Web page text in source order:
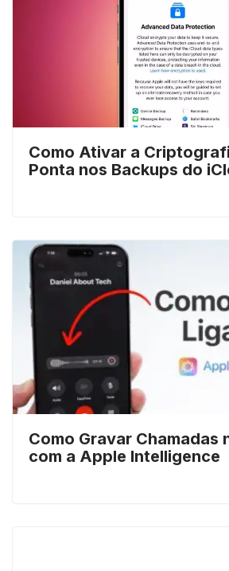
Como Ativar a
Ponta nos Backups do
Como Gravar Chamadas
com a Apple Intelligence